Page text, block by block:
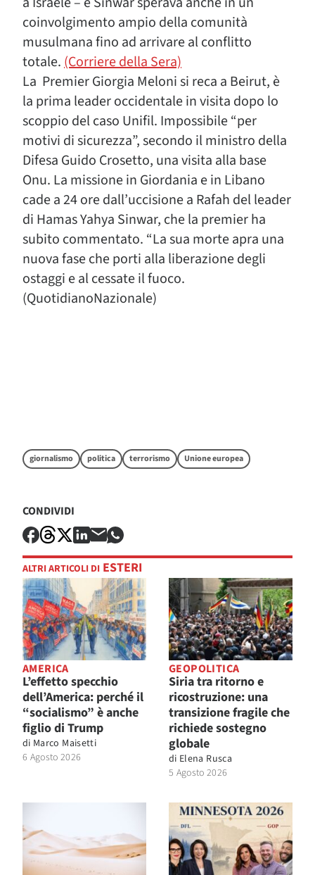
coinvolgimento ampio della comunità
musulmana fino ad arrivare al conflitto
totale.(Corriere della Sera)
La Premier Giorgia Meloni si reca a Beirut, è
la prima leader occidentale in visita dopo lo
scoppio del caso Unifil. Impossibile “per
motivi di sicurezza”, secondo il ministro della
Difesa Guido Crosetto, una visita alla base
Onu. La missione in Giordania e in Libano
cade a 24 ore dall’uccisione a Rafah del leader
di Hamas Yahya Sinwar, che la premier ha
subito commentato. “La sua morte apra una
nuova fase che porti alla liberazione degli
ostaggi e al cessate il fuoco.
(QuotidianoNazionale)
giornalismo politica terrorismo Unione europea
CONDIVIDI
ALTRI ARTICOLI DI ESTERI
AMERICA
L’effetto specchio
dell’America: perché il
“socialismo” è anche
figlio di Trump
di Marco Maisetti
6 Agosto 2026
GEOPOLITICA
Siria tra ritorno e
ricostruzione: una
transizione fragile che
richiede sostegno
globale
di Elena Rusca
5 Agosto 2026